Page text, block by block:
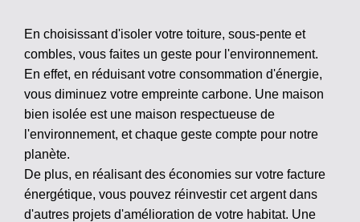
En choisissant d'isoler votre toiture, sous-pente et
combles, vous faites un geste pour l'environnement.
En effet, en réduisant votre consommation d'énergie,
vous diminuez votre empreinte carbone. Une maison
bien isolée est une maison respectueuse de
l'environnement, et chaque geste compte pour notre
planète.
De plus, en réalisant des économies sur votre facture
énergétique, vous pouvez réinvestir cet argent dans
d'autres projets d'amélioration de votre habitat. Une